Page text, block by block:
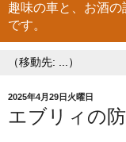
趣味の車と、お酒
です。
2025年4月29日火曜日
エブリィの